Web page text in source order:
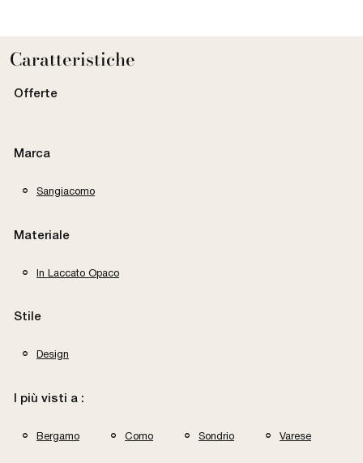
Caratteristiche
Offerte
Marca
Sangiacomo
Materiale
In Laccato Opaco
Stile
Design
I più visti a :
Bergamo Como Sondrio Varese